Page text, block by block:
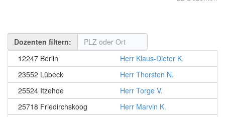
Dozenten filtern:
12247 Berlin
Herr Klaus-Dieter K.
23552 Lübeck
Herr Thorsten N.
25524 Itzehoe
Herr Torge V.
25718 Friedirchskoog
Herr Marvin K.